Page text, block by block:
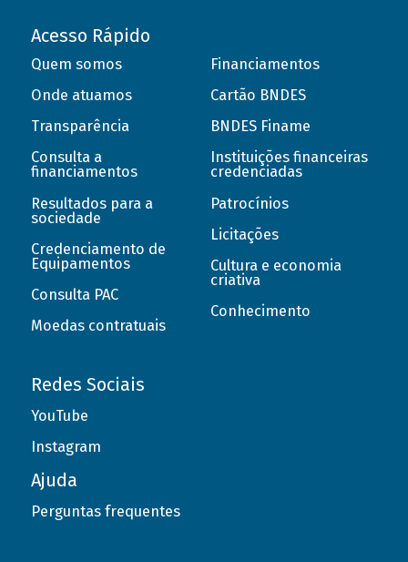
Acesso Rápido
Quem somos
Onde atuamos
Transparência
Consulta a
financiamentos
Resultados para a
sociedade
Credenciamento de
Equipamentos
Consulta PAC
Moedas contratuais
Financiamentos
Cartão BNDES
BNDES Finame
Instituições financeiras
credenciadas
Patrocínios
Licitações
Cultura e economia
criativa
Conhecimento
Redes Sociais
YouTube
Instagram
Ajuda
Perguntas frequentes